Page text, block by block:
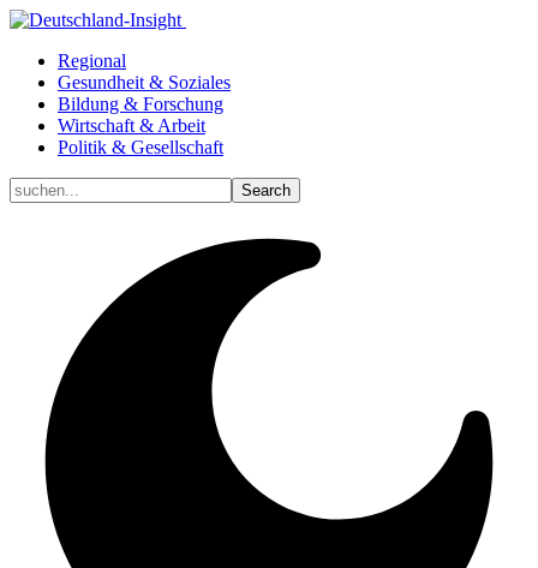
Regional
Gesundheit & Soziales
Bildung & Forschung
Wirtschaft & Arbeit
Politik & Gesellschaft